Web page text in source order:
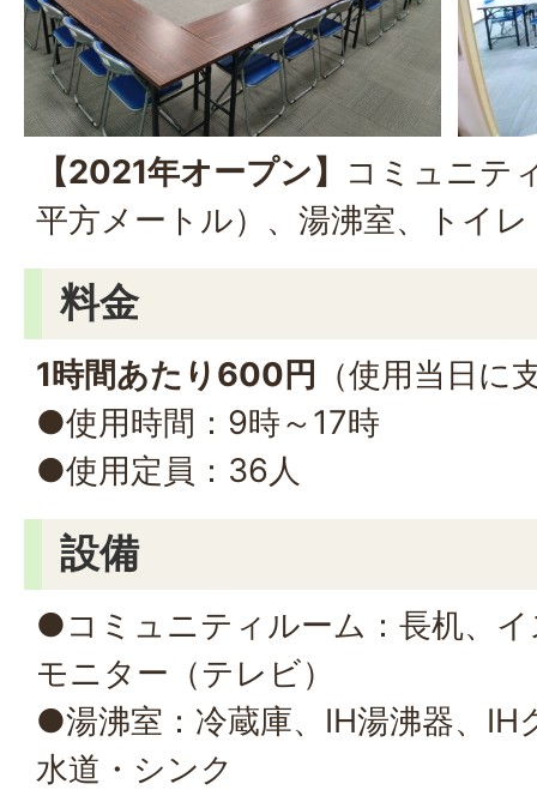
【2021年オープン】
コミュニテ
平方メートル）、湯沸室、トイレ
料金
1時間あたり600円
（使用当日に
●使用時間：9時～17時
●使用定員：36人
設備
●コミュニティルーム：長机、
モニター（テレビ）
●湯沸室：冷蔵庫、IH湯沸器、IH
水道・シンク